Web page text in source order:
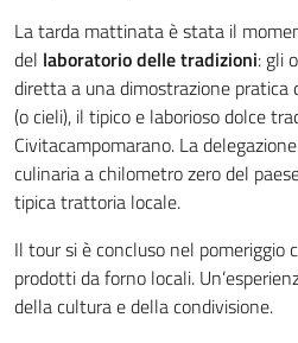
La tarda mattinata è stata il
del laboratorio delle tradizioni: gli
diretta a una dimostrazione pratica
(o cieli), il tipico e laborioso dolce
Civitacampomarano. La
culinaria a chilometro zero del
tipica trattoria locale.
Il tour si è concluso nel pomeriggio
prodotti da forno locali.
della cultura e della condivisione.